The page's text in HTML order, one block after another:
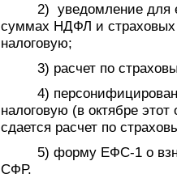
2) уведомление для
суммах НДФЛ и страховых
налоговую;
3) расчет по
4)
налоговую (в октябре этот
сдается расчет по
5) форму ЕФС-1 о
СФР.